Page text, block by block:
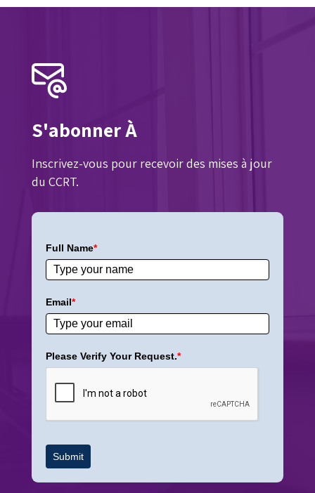
S'abonner À
Inscrivez-vous pour recevoir des mises à jour
du CCRT.
Full Name*
Email*
Please Verify Your Request.*
Submit